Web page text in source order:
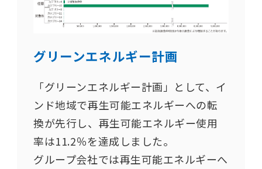
グリーンエネルギー計画
「グリーンエネルギー計画」として、イ
ンド地域で再生可能エネルギーへの転
換が先行し、再生可能エネルギー使用
率は11.2％を達成しました。
グループ会社では再生可能エネルギーへ